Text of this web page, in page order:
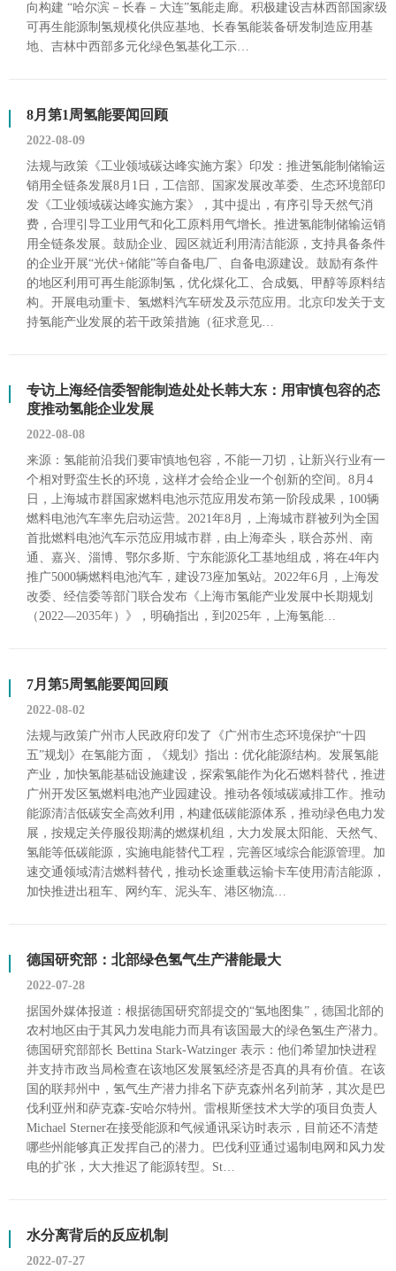
向构建 “哈尔滨－长春－大连”氢能走廊。积极建设吉林西部国家级
可再生能源制氢规模化供应基地、长春氢能装备研发制造应用基
地、吉林中西部多元化绿色氢基化工示…
8月第1周氢能要闻回顾
2022-08-09
法规与政策《工业领域碳达峰实施方案》印发：推进氢能制储输运
销用全链条发展8月1日，工信部、国家发展改革委、生态环境部印
发《工业领域碳达峰实施方案》，其中提出，有序引导天然气消
费，合理引导工业用气和化工原料用气增长。推进氢能制储输运销
用全链条发展。鼓励企业、园区就近利用清洁能源，支持具备条件
的企业开展“光伏+储能”等自备电厂、自备电源建设。鼓励有条件
的地区利用可再生能源制氢，优化煤化工、合成氨、甲醇等原料结
构。开展电动重卡、氢燃料汽车研发及示范应用。北京印发关于支
持氢能产业发展的若干政策措施（征求意见…
专访上海经信委智能制造处处长韩大东：用审慎包容的态
度推动氢能企业发展
2022-08-08
来源：氢能前沿我们要审慎地包容，不能一刀切，让新兴行业有一
个相对野蛮生长的环境，这样才会给企业一个创新的空间。8月4
日，上海城市群国家燃料电池示范应用发布第一阶段成果，100辆
燃料电池汽车率先启动运营。2021年8月，上海城市群被列为全国
首批燃料电池汽车示范应用城市群，由上海牵头，联合苏州、南
通、嘉兴、淄博、鄂尔多斯、宁东能源化工基地组成，将在4年内
推广5000辆燃料电池汽车，建设73座加氢站。2022年6月，上海发
改委、经信委等部门联合发布《上海市氢能产业发展中长期规划
（2022—2035年）》，明确指出，到2025年，上海氢能…
7月第5周氢能要闻回顾
2022-08-02
法规与政策广州市人民政府印发了《广州市生态环境保护“十四
五”规划》在氢能方面，《规划》指出：优化能源结构。发展氢能
产业，加快氢能基础设施建设，探索氢能作为化石燃料替代，推进
广州开发区氢燃料电池产业园建设。推动各领域碳减排工作。推动
能源清洁低碳安全高效利用，构建低碳能源体系，推动绿色电力发
展，按规定关停服役期满的燃煤机组，大力发展太阳能、天然气、
氢能等低碳能源，实施电能替代工程，完善区域综合能源管理。加
速交通领域清洁燃料替代，推动长途重载运输卡车使用清洁能源，
加快推进出租车、网约车、泥头车、港区物流…
德国研究部：北部绿色氢气生产潜能最大
2022-07-28
据国外媒体报道：根据德国研究部提交的“氢地图集”，德国北部的
农村地区由于其风力发电能力而具有该国最大的绿色氢生产潜力。
德国研究部部长 Bettina Stark-Watzinger 表示：他们希望加快进程
并支持市政当局检查在该地区发展氢经济是否真的具有价值。在该
国的联邦州中，氢气生产潜力排名下萨克森州名列前茅，其次是巴
伐利亚州和萨克森-安哈尔特州。雷根斯堡技术大学的项目负责人
Michael Sterner在接受能源和气候通讯采访时表示，目前还不清楚
哪些州能够真正发挥自己的潜力。巴伐利亚通过遏制电网和风力发
电的扩张，大大推迟了能源转型。St…
水分离背后的反应机制
2022-07-27